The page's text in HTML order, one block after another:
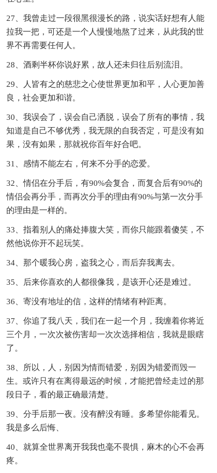
27、我曾走过一段很黑很漫长的路，说实话好想有人能
拉我一把，可还是一个人慢慢地熬了过来，从此我的世
界不再需要任何人。
28、酒剩半杯你说好累，故人还未归往后别流泪。
29、人皆有之的慈悲之心使世界更加和平，人心更加善
良，社会更加和谐。
30、我误会了，误会自己洒脱，误会了所有的事情，我
知道是自己不够优秀，我无限的自我否定，可是没有如
果，没有如果，那就祝你百年好合吧。
31、感情不能左右，何来不分手的恋爱。
32、情侣在分手后，有90%会复合，而复合后有90%的
情侣会再分手，而再次分手的理由有90%与第一次分手
的理由是一样的。
33、指着别人的痛处捧腹大笑，而你只能跟着傻笑，不
然他说你开不起玩笑。
34、那个暖我心房，盗我之心，而后弃我离去。
35、后来你喜欢的人都很像我，是该开心还是难过。
36、寄没有地址的信，这样的情绪有种距离。
37、你追了我八天，我们在一起一个月，我缠着你将近
三个月，一次次被伤害却一次次选择相信，我就是眼瞎
了。
38、所以，人，别因为情而错爱，别因为错爱而毁一
生。或许只有在离得最远的时候，才能把曾经走过的那
段日子，看的最正确最清楚。
39、分手后那一夜。没有醉没有睡。多希望你能看见。
我是多么后悔、
40、就算全世界离开我我也毫不畏惧，麻木的心不会再
疼。